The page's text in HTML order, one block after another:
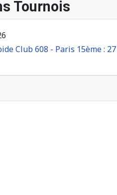
Tournois
Club 608 - Paris 15ème :